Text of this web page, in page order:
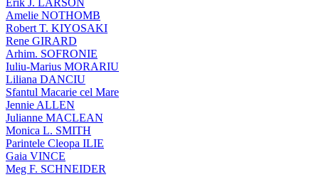
Amelie NOTHOMB
Robert T. KIYOSAKI
Rene GIRARD
Arhim. SOFRONIE
Iuliu-Marius MORARIU
Liliana DANCIU
Sfantul Macarie cel Mare
Jennie ALLEN
Julianne MACLEAN
Monica L. SMITH
Parintele Cleopa ILIE
Gaia VINCE
Meg F. SCHNEIDER